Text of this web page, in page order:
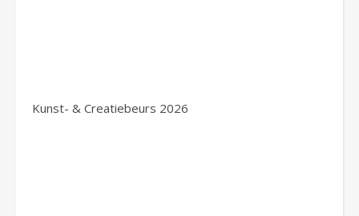
Kunst- & Creatiebeurs 2026